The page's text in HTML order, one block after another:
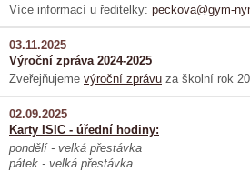
Více informací u ředitelky: peckova@gym-
03.11.2025
Výroční zpráva 2024-2025
Zveřejňujeme výroční zprávu za školní rok
02.09.2025
Karty ISIC - úřední hodiny:
pondělí - velká přestávka
pátek - velká přestávka